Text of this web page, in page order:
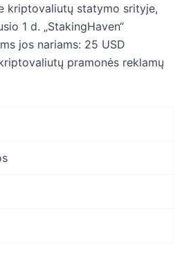
kriptovaliutų statymo srityje,
1 d. „StakingHaven“
jos nariams: 25 USD
pramonės reklamų